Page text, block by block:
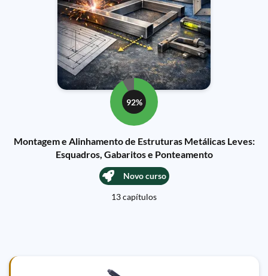
92%
Montagem e Alinhamento de Estruturas Metálicas Leves:
Esquadros, Gabaritos e Ponteamento
Novo curso
13 capítulos